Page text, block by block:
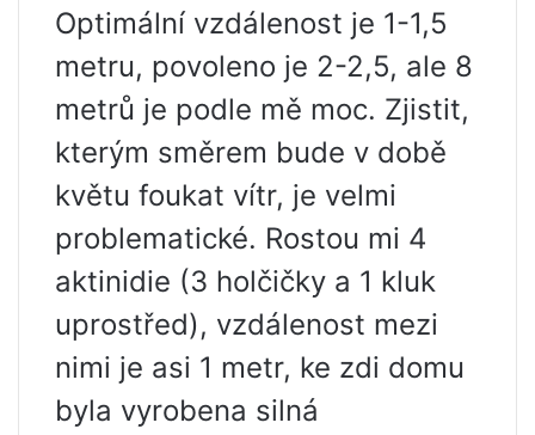
Optimální vzdálenost je 1-1,5
metru, povoleno je 2-2,5, ale 8
metrů je podle mě moc. Zjistit,
kterým směrem bude v době
květu foukat vítr, je velmi
problematické. Rostou mi 4
aktinidie (3 holčičky a 1 kluk
uprostřed), vzdálenost mezi
nimi je asi 1 metr, ke zdi domu
byla vyrobena silná